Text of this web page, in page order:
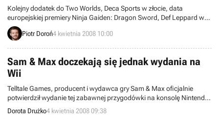
Kolejny dodatek do Two Worlds, Deca Sports w złocie, data
europejskiej premiery Ninja Gaiden: Dragon Sword, Def Leppard w
Guitar Hero IV, Mario Kart Wii ocenione w Famitsu – zapraszamy do
lektury piątkowych „Wieści ze świata w telegraficznym skrócie”.
Piotr Doroń4 kwietnia 2008 10:00
Sam & Max doczekają się jednak wydania na
Wii
Telltale Games, producent i wydawca gry Sam & Max oficjalnie
potwierdził wydanie tej zabawnej przygodówki na konsolę Nintendo.
Posiadacze Wii otrzymają od razu wszystkie sześć epizodów
składających się na sezon pierwszy - ta wersja będzie też
Dorota Drużko4 kwietnia 2008 09:38